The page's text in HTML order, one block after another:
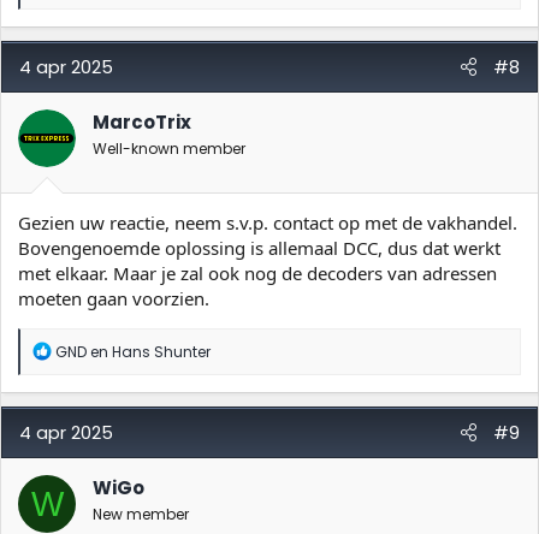
a
r
d
e
r
i
n
g
n
4 apr 2025 #8
MarcoTrix
Well-known member
Gezien uw reactie, neem s.v.p. contact op met de vakhandel.
Bovengenoemde oplossing is allemaal DCC, dus dat werkt
met elkaar. Maar je zal ook nog de decoders van adressen
moeten gaan voorzien.
W
a
r
d
e
r
i
n
g
GNDen Hans Shunter
4 apr 2025 #9
W WiGo
New member